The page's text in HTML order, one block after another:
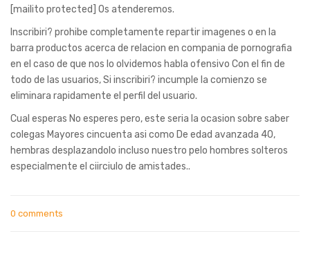
[mailito protected] Os atenderemos.
Inscribiri? prohibe completamente repartir imagenes o en la
barra productos acerca de relacion en compania de pornografia
en el caso de que nos lo olvidemos habla ofensivo Con el fin de
todo de las usuarios, Si inscribiri? incumple la comienzo se
eliminara rapidamente el perfil del usuario.
Cual esperas No esperes pero, este seri­a la ocasion sobre saber
colegas Mayores cincuenta asi­ como De edad avanzada 40,
hembras desplazandolo incluso nuestro pelo hombres solteros
especialmente el ci­irciulo de amistades..
0 comments